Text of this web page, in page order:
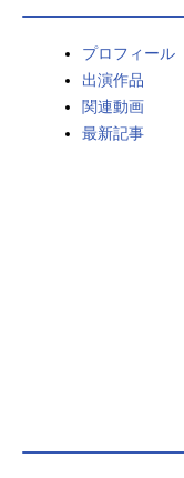
男性声優/女性声優一覧
プロフィール
出演作品
関連動画
最新記事